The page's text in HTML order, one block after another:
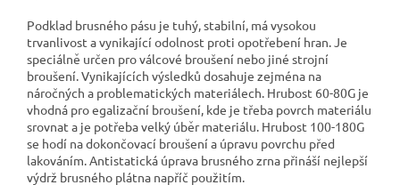
Podklad brusného pásu je tuhý, stabilní, má vysokou
trvanlivost a vynikající odolnost proti opotřebení hran. Je
speciálně určen pro válcové broušení nebo jiné strojní
broušení. Vynikajících výsledků dosahuje zejména na
náročných a problematických materiálech. Hrubost 60-80G je
vhodná pro egalizační broušení, kde je třeba povrch materiálu
srovnat a je potřeba velký úběr materiálu. Hrubost 100-180G
se hodí na dokončovací broušení a úpravu povrchu před
lakováním. Antistatická úprava brusného zrna přináší nejlepší
výdrž brusného plátna napříč použitím.